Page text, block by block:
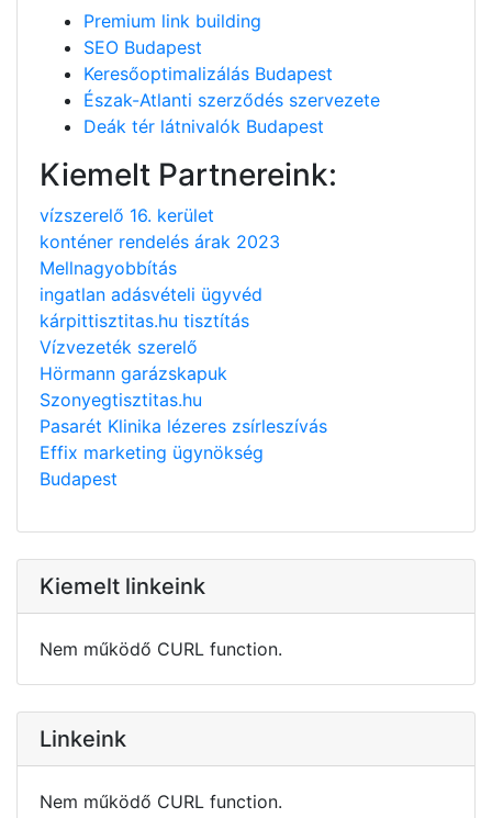
Premium link building
SEO Budapest
Keresőoptimalizálás Budapest
Észak-Atlanti szerződés szervezete
Deák tér látnivalók Budapest
Kiemelt Partnereink:
vízszerelő 16. kerület
konténer rendelés árak 2023
Mellnagyobbítás
ingatlan adásvételi ügyvéd
kárpittisztitas.hu tisztítás
Vízvezeték szerelő
Hörmann garázskapuk
Szonyegtisztitas.hu
Pasarét Klinika lézeres zsírleszívás
Effix marketing ügynökség
Budapest
Kiemelt linkeink
Nem működő CURL function.
Linkeink
Nem működő CURL function.